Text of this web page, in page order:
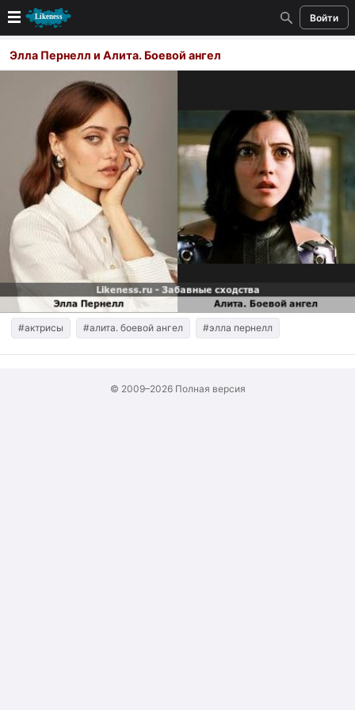
Войти
Новые
Лучшие
Голосование
Кандидаты
Случайное сходство 👍
Создать сходство
Для публикации необходима авторизация
Поиск
Элла Пернелл и Алита. Боевой ангел
#актрисы #алита. боевой ангел #элла пернелл
© 2009–2026 Полная версия